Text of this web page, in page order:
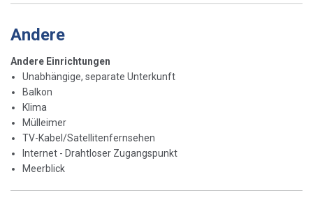
Andere
Andere Einrichtungen
Unabhängige, separate Unterkunft
Balkon
Klima
Mülleimer
TV-Kabel/Satellitenfernsehen
Internet - Drahtloser Zugangspunkt
Meerblick